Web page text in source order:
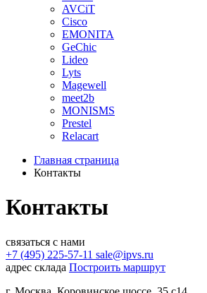
AVCiT
Cisco
EMONITA
GeChic
Lideo
Lyts
Magewell
meet2b
MONISMS
Prestel
Relacart
Главная страница
Контакты
Контакты
связаться с нами
+7 (495) 225-57-11 sale@ipvs.ru
адрес склада Построить маршрут